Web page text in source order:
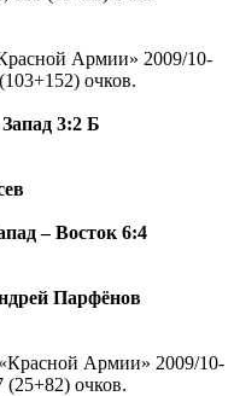
Армии» 2009/10-
очков.
3:2 Б
– Восток 6:4
Парфёнов
Армии» 2009/10-
(25+82) очков.